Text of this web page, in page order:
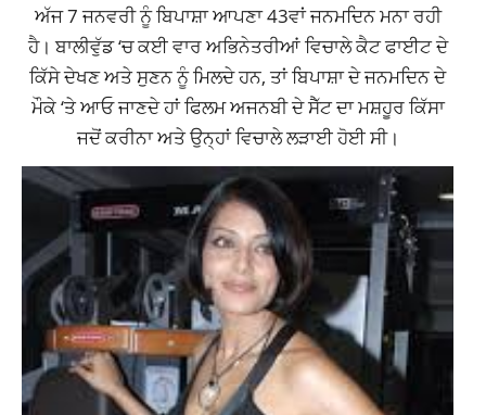
ਅੱਜ 7 ਜਨਵਰੀ ਨੂੰ ਬਿਪਾਸ਼ਾ ਆਪਣਾ 43ਵਾਂ ਜਨਮਦਿਨ ਮਨਾ ਰਹੀ
ਹੈ। ਬਾਲੀਵੁੱਡ ‘ਚ ਕਈ ਵਾਰ ਅਭਿਨੇਤਰੀਆਂ ਵਿਚਾਲੇ ਕੈਟ ਫਾਈਟ ਦੇ
ਕਿੱਸੇ ਦੇਖਣ ਅਤੇ ਸੁਣਨ ਨੂੰ ਮਿਲਦੇ ਹਨ, ਤਾਂ ਬਿਪਾਸ਼ਾ ਦੇ ਜਨਮਦਿਨ ਦੇ
ਮੌਕੇ ‘ਤੇ ਆਓ ਜਾਣਦੇ ਹਾਂ ਫਿਲਮ ਅਜਨਬੀ ਦੇ ਸੈੱਟ ਦਾ ਮਸ਼ਹੂਰ ਕਿੱਸਾ
ਜਦੋਂ ਕਰੀਨਾ ਅਤੇ ਉਨ੍ਹਾਂ ਵਿਚਾਲੇ ਲੜਾਈ ਹੋਈ ਸੀ।